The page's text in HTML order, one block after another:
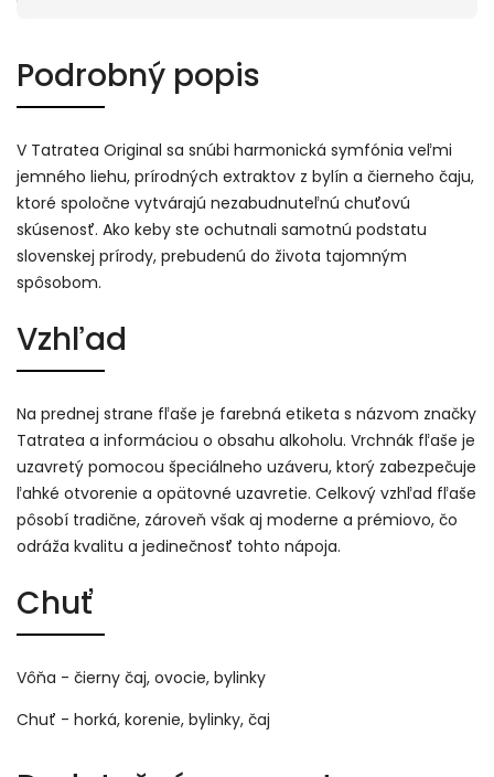
Podrobný popis
V Tatratea Original sa snúbi harmonická symfónia veľmi
jemného liehu, prírodných extraktov z bylín a čierneho čaju,
ktoré spoločne vytvárajú nezabudnuteľnú chuťovú
skúsenosť. Ako keby ste ochutnali samotnú podstatu
slovenskej prírody, prebudenú do života tajomným
spôsobom.
Vzhľad
Na prednej strane fľaše je farebná etiketa s názvom značky
Tatratea a informáciou o obsahu alkoholu. Vrchnák fľaše je
uzavretý pomocou špeciálneho uzáveru, ktorý zabezpečuje
ľahké otvorenie a opätovné uzavretie. Celkový vzhľad fľaše
pôsobí tradične, zároveň však aj moderne a prémiovo, čo
odráža kvalitu a jedinečnosť tohto nápoja.
Chuť
Vôňa - čierny čaj, ovocie, bylinky
Chuť - horká, korenie, bylinky, čaj